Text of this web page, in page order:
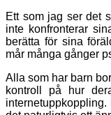
Ett som jag ser det
inte konfronterar
berätta för sina
mår många gånger
Alla som har barn
kontroll på hur